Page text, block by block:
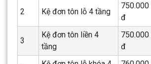
2 Kệ đơn tôn lỗ 4 tầng
đ
3
Kệ đơn tôn liền 4
tầng
đ